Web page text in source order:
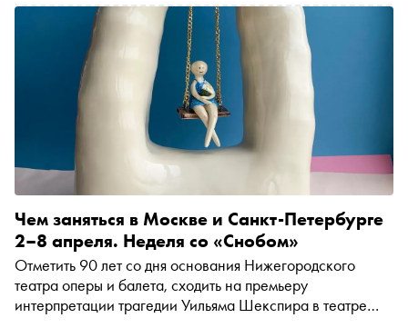
Чем заняться в Москве и Санкт-Петербурге
2–8 апреля. Неделя со «Снобом»
Отметить 90 лет со дня основания Нижегородского
театра оперы и балета, сходить на премьеру
интерпретации трагедии Уильяма Шекспира в театре